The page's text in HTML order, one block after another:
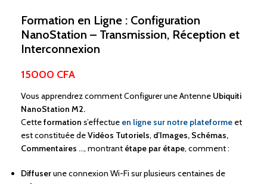
Formation en Ligne : Configuration
NanoStation – Transmission, Réception et
Interconnexion
15000 CFA
Vous apprendrez commentConfigurer une Antenne Ubiquiti
NanoStation M2.
Cetteformation s’effectue en ligne sur notre plateforme et
est constituée deVidéos Tutoriels, d’Images, Schémas,
Commentaires …, montrant étape par étape, comment :
Diffuserune connexion Wi-Fi sur plusieurs centaines de